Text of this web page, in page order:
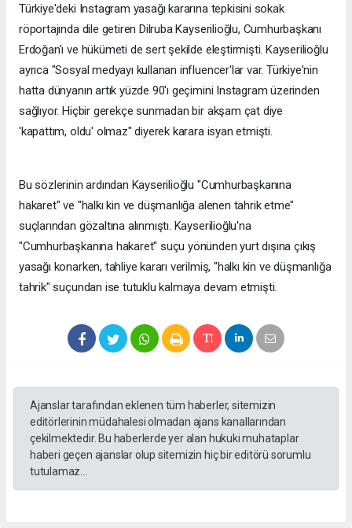
Türkiye'deki Instagram yasağı kararına tepkisini sokak
röportajında dile getiren Dilruba Kayserilioğlu, Cumhurbaşkanı
Erdoğan'ı ve hükümeti de sert şekilde eleştirmişti. Kayserilioğlu
ayrıca "Sosyal medyayı kullanan influencer'lar var. Türkiye'nin
hatta dünyanın artık yüzde 90'ı geçimini Instagram üzerinden
sağlıyor. Hiçbir gerekçe sunmadan bir akşam çat diye
'kapattım, oldu' olmaz" diyerek karara isyan etmişti.
Bu sözlerinin ardından Kayserilioğlu "Cumhurbaşkanına
hakaret" ve "halkı kin ve düşmanlığa alenen tahrik etme"
suçlarından gözaltına alınmıştı. Kayserilioğlu'na
"Cumhurbaşkanına hakaret" suçu yönünden yurt dışına çıkış
yasağı konarken, tahliye kararı verilmiş, "halkı kin ve düşmanlığa
tahrik" suçundan ise tutuklu kalmaya devam etmişti.
Ajanslar tarafından eklenen tüm haberler, sitemizin
editörlerinin müdahalesi olmadan ajans kanallarından
çekilmektedir. Bu haberlerde yer alan hukuki muhataplar
haberi geçen ajanslar olup sitemizin hiç bir editörü sorumlu
tutulamaz...